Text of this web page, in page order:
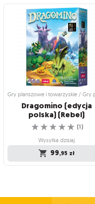
Gry planszowe i towarzyskie /
Rodzinne gry planszowe
Opowiadanki
Wkrocz do świata wyobraźni!
☆
☆
☆
☆
☆ (21)
Produkt niedostępny
79,95 zł
Dragomino (edycja
polska) (Rebel)
☆
☆
☆
☆
☆ (1)
Wysyłka dzisiaj
99,95 zł
polska) (Rebel)